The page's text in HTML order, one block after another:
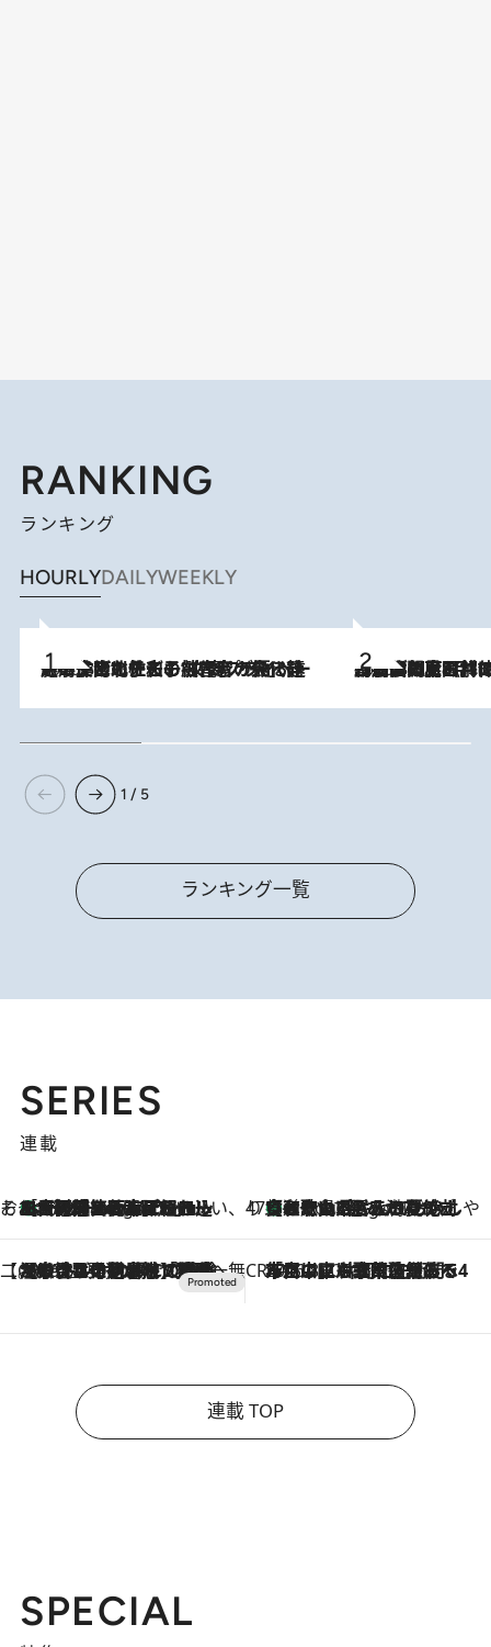
RANKING
ランキング
HOURLYDAILYWEEKLY
2026.8.3
《「文士の子ども被害者の会」発足！》阿川佐和子（72）が語る遠藤周作に北杜夫、劇作家・矢代静一の子どもたちの“文豪プライベート事件簿” 2026.8.8
「最後に見られてよかった」上野動物園の東園パンダ舎が解体前に特別公開。8月16日まで延長されたパネル展と共に辿る“半世紀”のパンダ飼育《解体工事の図面あり》
1 / 5
ランキング一覧
SERIES
連載
そおだよおこの関西おいしい、おやつ紀行4 Hours Ago
［大阪府箕面市］一皿一皿目の前で仕上げられる、料理を巧みに組み込んだアシェットデセールコース「ミチル アシェット デセール（Michiru assiette dessert）」 47都道府県の手みやげ ひんやりスイーツで夏を満喫
4 Hours Ago
【和歌山県】この夏絶対食べたい 冷やしておいしいおやつ3選 みかんがごろっと丸ごと入ったジュレ
【CREA×星野リゾート】唯一無二。癒しと発見が待つ場所へ
2026.8.7
【トンボの足水浴】ヒノキの香りに包まれて涼感マックス！約13℃の湧水かけ流しを避暑地「星野温泉 トンボの湯」で体験 CREA'S CHOICE
2026.8.7
「立川にも歌舞伎があるんだよ」 片岡仁左衛門・市川中車ら豪華座組みで4年目の立川立飛歌舞伎へ
連載 TOP
SPECIAL